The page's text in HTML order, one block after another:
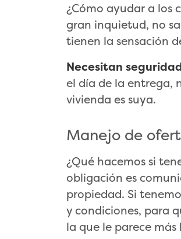
¿Cómo ayudar a los
gran inquietud, no
tienen la sensación
Necesitan
el día de la entrega,
vivienda es suya.
Manejo de
¿Qué hacemos si
obligación es
propiedad. Si
y condiciones, para
la que le parece más